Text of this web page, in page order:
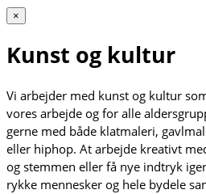
×
Kunst og kultur
Vi arbejder med kunst og kultur
vores arbejde og for alle
gerne med både klatmaleri,
eller hiphop. At arbejde kreativt
og stemmen eller få nye indtryk
rykke mennesker og hele bydele